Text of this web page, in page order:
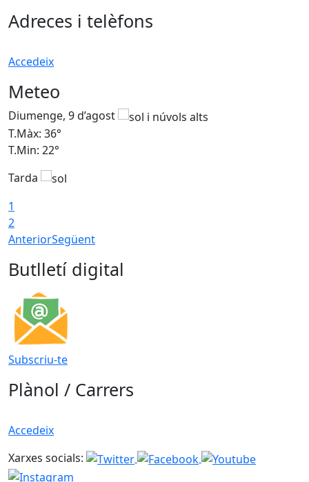
Adreces i telèfons
Accedeix
Meteo
Diumenge, 9 d’agost
T.Màx: 36°
T.Min: 22°
Tarda
1
2
AnteriorSegüent
Butlletí digital
Subscriu-te
Plànol / Carrers
Accedeix
Xarxes socials: